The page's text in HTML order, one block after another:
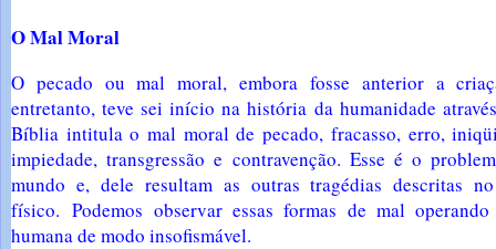
O Mal Moral
O pecado ou mal moral, embora fosse anterior a
entretanto, teve sei início na história da humanidade
Bíblia intitula o mal moral de pecado, fracasso, erro,
impiedade, transgressão e contravenção. Esse é o
mundo e, dele resultam as outras tragédias descritas
físico.Podemos observar essas formas de mal
humana de modo insofismável.